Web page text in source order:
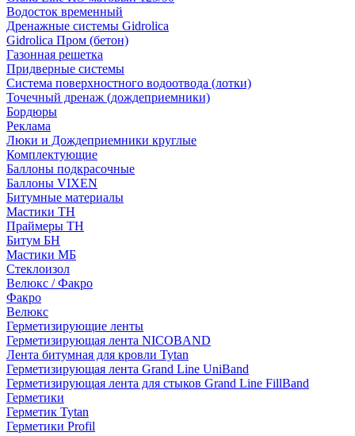
Водосток временный
Дренажные системы Gidrolica
Gidrolica Пром (бетон)
Газонная решетка
Придверные системы
Система поверхностного водоотвода (лотки)
Точечный дренаж (дождеприемники)
Бордюры
Рекламa
Люки и Дождеприемники круглые
Комплектующие
Баллоны подкрасочные
Баллоны VIXEN
Битумные материалы
Мастики ТН
Праймеры ТН
Битум БН
Мастики МБ
Стеклоизол
Велюкс / Факро
Факро
Велюкс
Герметизирующие ленты
Герметизирующая лента NICOBAND
Лента битумная для кровли Tytan
Герметизирующая лента Grand Line UniBand
Герметизирующая лента для стыков Grand Line FillBand
Герметики
Герметик Tytan
Герметики Profil